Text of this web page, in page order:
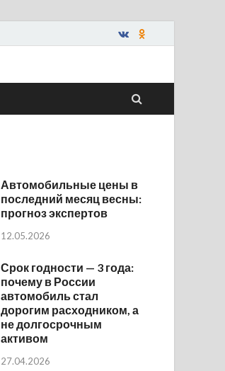
Автомобильные цены в
последний месяц весны:
прогноз экспертов
12.05.2026
Срок годности — 3 года:
почему в России
автомобиль стал
дорогим расходником, а
не долгосрочным
активом
27.04.2026